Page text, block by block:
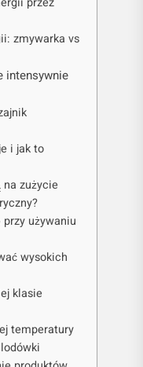
zmywarka vs
intensywnie
i jak to
na zużycie
używaniu
wysokich
klasie
temperatury